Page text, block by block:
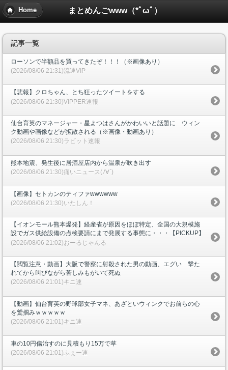
まとめんごwww（*ﾟωﾟ）
Home
記事一覧
ローソンで半額品を買ってきたぞ！！！（※画像あり）
(2026/08/06 21:31)流速VIP
【悲報】クロちゃん、とち狂ったツイートをする
(2026/08/06 21:30)VIPPER速報
仙台育英のマネージャー・星よつはさんがかわいいと話題に ウィン
ク動画や画像などが拡散される（※画像・動画あり）
(2026/08/06 21:30)ラビット速報
熊本地震、発生後に居酒屋店内から温泉が吹き出す
(2026/08/06 21:30)痛いニュース(ﾉ∀`)
【画像】セトカンのティファwwwwww
(2026/08/06 21:30)いたしん！
【イオンモール熊本爆発】経産省が原因をほぼ特定、全国の大規模施
設でガス供給設備の点検要請にまで発展する事態に・・・【PICKUP】
(2026/08/06 21:02)おーるじゃんる
【閲覧注意・動画】大阪で警察に射殺された男の動画、エグい 撃た
れてから叫びながら苦しみもがいて死ぬ
(2026/08/06 21:01)キニ速
【動画】仙台育英の野球部女子マネ、あざといウィンクでお前らの心
を鷲掴みｗｗｗｗｗ
(2026/08/06 21:01)キニ速
車の10円傷治すのに見積もり15万で草
(2026/08/06 21:01)ふぇー速